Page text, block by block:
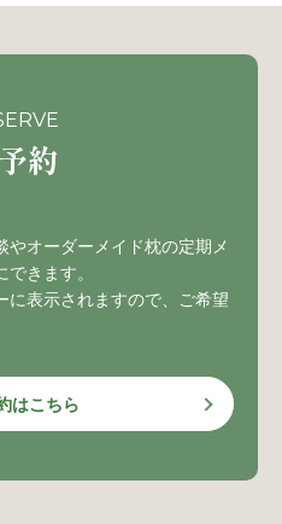
約
やオーダーメイド枕の定期メ
きます。
に表示されますので、ご希望
はこちら